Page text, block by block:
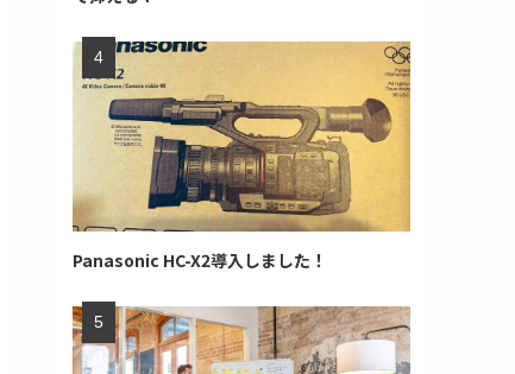
Panasonic HC-X2導入しました！